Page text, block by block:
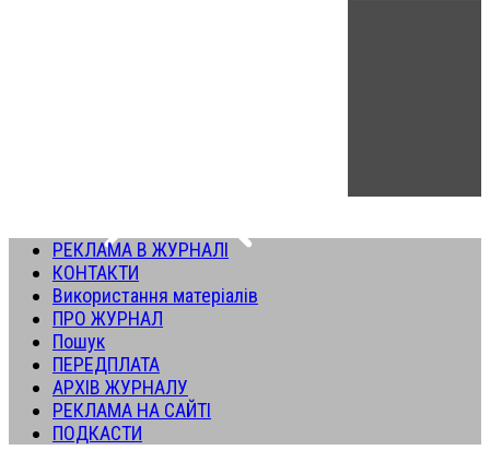
РЕКЛАМА В ЖУРНАЛІ
КОНТАКТИ
Використання матеріалів
ПРО ЖУРНАЛ
Пошук
ПЕРЕДПЛАТА
АРХІВ ЖУРНАЛУ
РЕКЛАМА НА САЙТІ
ПОДКАСТИ